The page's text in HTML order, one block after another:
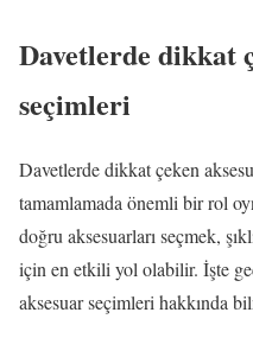
Davetlerde dikkat
seçimleri
Davetlerde dikkat çeken
tamamlamada önemli bir rol
doğru aksesuarları seçmek,
için en etkili yol olabilir. İşte
aksesuar seçimleri hakkında